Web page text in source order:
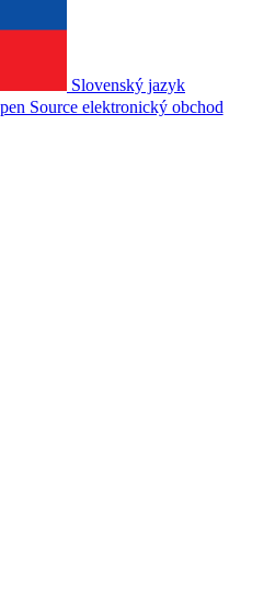
Slovenský jazyk
Source elektronický obchod